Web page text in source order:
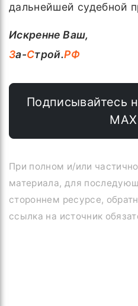
дальнейшей судебной
Искренне Ваш,
За-Строй.РФ
Подписывайтесь
МАХ
При полном и/или
материала, для
стороннем ресурсе,
ссылка на источник